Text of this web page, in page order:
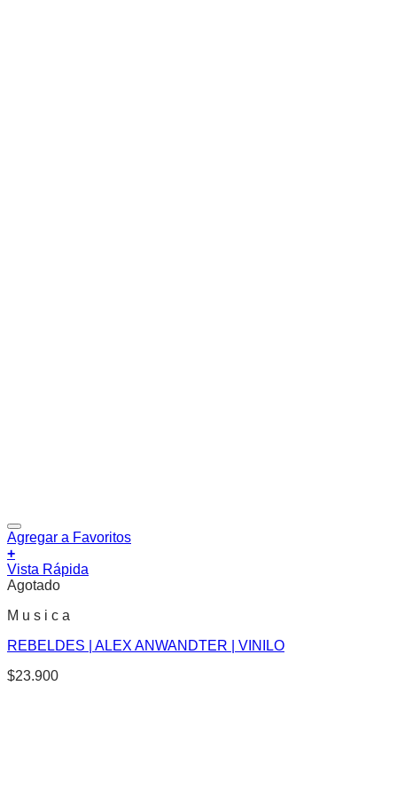
Agregar a Favoritos
+
Vista Rápida
Agotado
M u s i c a
REBELDES | ALEX ANWANDTER | VINILO
$23.900